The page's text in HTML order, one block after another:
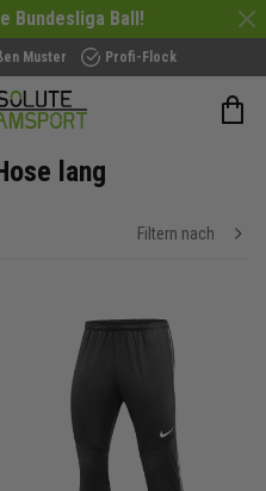
Bundesliga Ball!
Muster Profi-Flock
lang
Filtern nach